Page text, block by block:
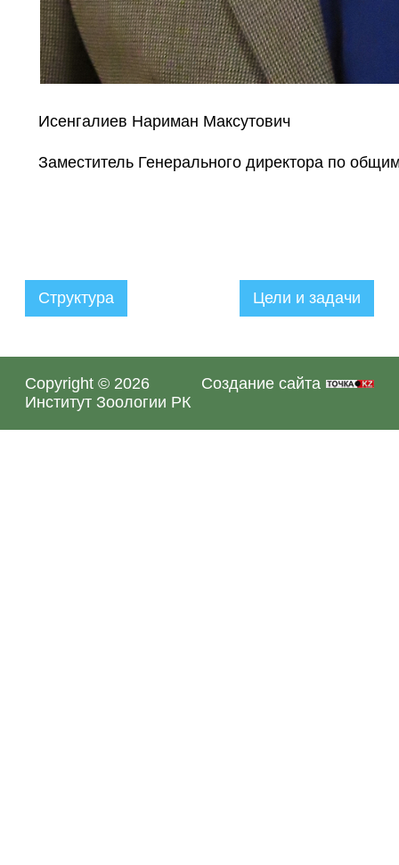
Исенгалиев Нариман Максутович
Заместитель Генерального директора по
01.11.2020
Структура Цели и задачи
Copyright © 2026
Институт Зоологии РК
Создание сайта